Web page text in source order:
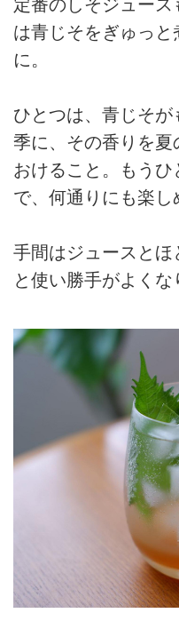
定番のしそジュース
は青じそをぎゅっ
に。
ひとつは、青じそ
季に、その香りを夏
おけること。もう
で、何通りにも楽し
手間はジュースと
と使い勝手がよくな